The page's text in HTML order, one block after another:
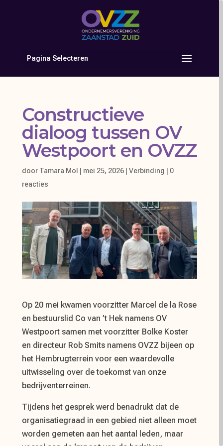
Pagina Selecteren
Constructieve
dialoog tussen OV
Westpoort en OVZZ
door Tamara Mol mei 25, 2026 Verbinding
0
reacties
Op 20 mei kwamen voorzitter Marcel de la Rose
en bestuurslid Co van ’t Hek namens OV
Westpoort samen met voorzitter Bolke Koster
en directeur Rob Smits namens OVZZ bijeen op
het Hembrugterrein voor een waardevolle
uitwisseling over de toekomst van onze
bedrijventerreinen.
Tijdens het gesprek werd benadrukt dat de
organisatiegraad in een gebied niet alleen moet
worden gemeten aan het aantal leden, maar